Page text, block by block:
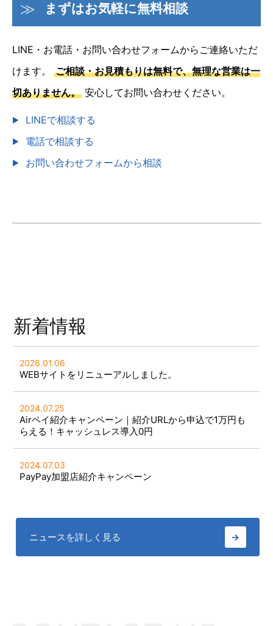
まずはお気軽に無料相談
LINE・お電話・お問い合わせフォームからご連絡いただ
けます。
ご相談・お見積もりは無料で、無理な営業は一
切ありません。 安心してお問い合わせください。
LINEで相談する
電話で相談する
お問い合わせフォームから相談
新着情報
2026.01.06
WEBサイトをリニューアルしました。
2024.07.25
Airペイ紹介キャンペーン｜紹介URLから申込で1万円も
らえる！キャッシュレス導入0円
2024.07.03
PayPay加盟店紹介キャンペーン
ニュースを詳しく見る →